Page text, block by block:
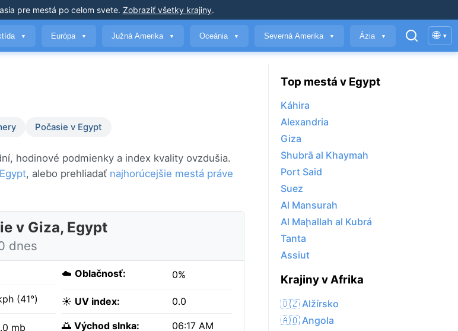
pre mestá po celom svete. Zobraziť všetky krajiny.
▼ Európa ▼ Južná Amerika ▼ Oceánia ▼ Severná Amerika ▼ Ázia ▼ 🌐 ▾
Počasie v Egypt
hodinové podmienky a index kvality ovzdušia.
Egypt, alebo prehliadať najhorúcejšie mestá práve
v Giza, Egypt
dnes
(41°)
mb
☁️ Oblačnosť: 0%
☀️ UV index: 0.0
🌅 Východ slnka: 06:17 AM
Top mestá v Egypt
Káhira
Alexandria
Giza
Shubrā al Khaymah
Port Said
Suez
Al Mansurah
Al Maḩallah al Kubrá
Tanta
Assiut
Krajiny v Afrika
🇩🇿 Alžírsko
🇦🇴 Angola